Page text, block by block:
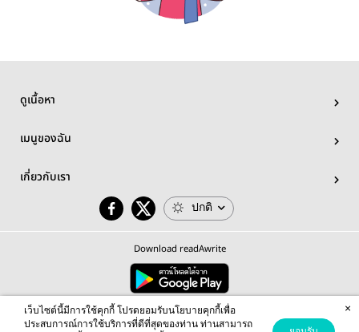
ดูเนื้อหา
เมนูของฉัน
เกี่ยวกับเรา
ปกติ
Download readAwrite
© 2026 readAwrite.com by MEB Corporation Public Company Limited
This site is protected by reCAPTCHA and the Google Privacy Policy Terms of Serviceapply.
เว็บไซต์นี้มีการใช้คุกกี้ โปรดยอมรับนโยบายคุกกี้เพื่อ
ประสบการณ์การใช้บริการที่ดีที่สุดของท่าน ท่านสามารถ
×